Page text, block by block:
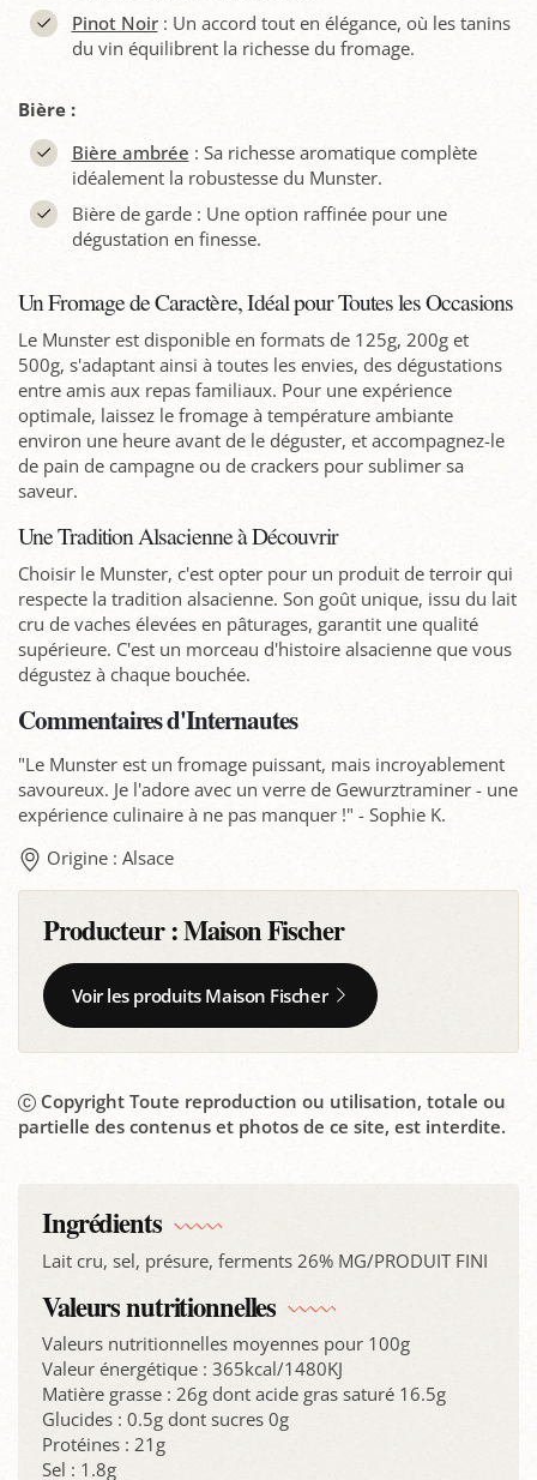
Pinot Noir: Un accord tout en élégance, où les tanins
du vin équilibrent la richesse du fromage.
Bière :
Bière ambrée : Sa richesse aromatique complète
idéalement la robustesse du Munster.
Bière de garde : Une option raffinée pour une
dégustation en finesse.
Un Fromage de Caractère, Idéal pour Toutes les Occasions
Le Munster est disponible en formats de 125g, 200g et
500g, s'adaptant ainsi à toutes les envies, des dégustations
entre amis aux repas familiaux. Pour une expérience
optimale, laissez le fromage à température ambiante
environ une heure avant de le déguster, et accompagnez-le
de pain de campagne ou de crackers pour sublimer sa
saveur.
Une Tradition Alsacienne à Découvrir
Choisir le Munster, c'est opter pour un produit de terroir qui
respecte la tradition alsacienne. Son goût unique, issu du lait
cru de vaches élevées en pâturages, garantit une qualité
supérieure. C'est un morceau d'histoire alsacienne que vous
dégustez à chaque bouchée.
Commentaires d'Internautes
"Le Munster est un fromage puissant, mais incroyablement
savoureux. Je l'adore avec un verre de Gewurztraminer - une
expérience culinaire à ne pas manquer !" - Sophie K.
Origine : Alsace
Producteur :Maison Fischer
Voir les produits Maison Fischer
Copyright Toute reproduction ou utilisation, totale ou
partielle des contenus et photos de ce site, est interdite.
Ingrédients
Lait cru, sel, présure, ferments 26% MG/PRODUIT FINI
Valeurs nutritionnelles
Valeurs nutritionnelles moyennes pour 100g
Valeur énergétique : 365kcal/1480KJ
Matière grasse : 26g dont acide gras saturé 16.5g
Glucides : 0.5g dont sucres 0g
Protéines : 21g
Sel : 1.8g